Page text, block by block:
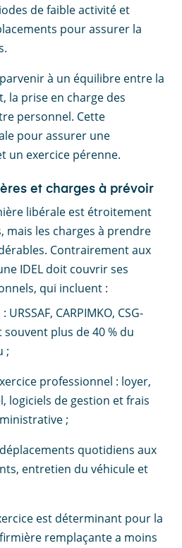
de faible activité et
pour assurer la
à un équilibre entre la
la prise en charge des
personnel. Cette
pour assurer une
un exercice pérenne.
et charges à prévoir
libérale est étroitement
mais les charges à prendre
Contrairement aux
IDEL doit couvrir ses
qui incluent :
URSSAF, CARPIMKO, CSG-
souvent plus de 40 % du
;
professionnel : loyer,
logiciels de gestion et frais
;
quotidiens aux
entretien du véhicule et
est déterminant pour la
remplaçante a moins